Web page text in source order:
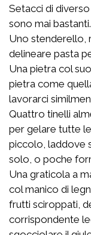
Setacci di
sono mai bastanti.
Uno stenderello,
delineare pasta
Una pietra col
pietra come
lavorarci
Quattro tinelli
per gelare tutte
piccolo, laddove
solo, o poche
Una graticola a
col manico di
frutti sciroppati,
corrispondente